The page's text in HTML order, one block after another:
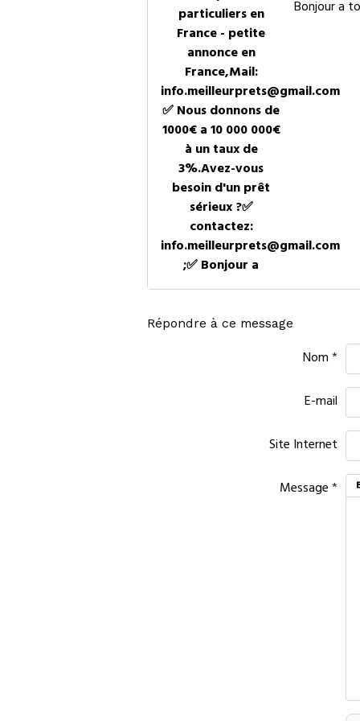
particuliers en
France - petite
annonce en
France,Mail:
info.meilleurprets@gmail.com
✅ Nous donnons de
1000€ a 10 000 000€
à un taux de
3%.Avez-vous
besoin d'un prêt
sérieux ?✅
contactez:
info.meilleurprets@gmail.com
;✅ Bonjour a
Bonjour a
Répondre à ce message
Nom
E-mail
Site Internet
Message